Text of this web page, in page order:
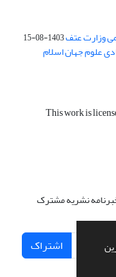
وزارت عتف1403-08-15
علوم جهان اسلام
This work is
نشریه مشترک
اشتراک